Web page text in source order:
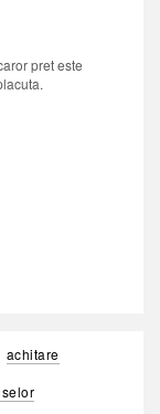
pret este
achitare